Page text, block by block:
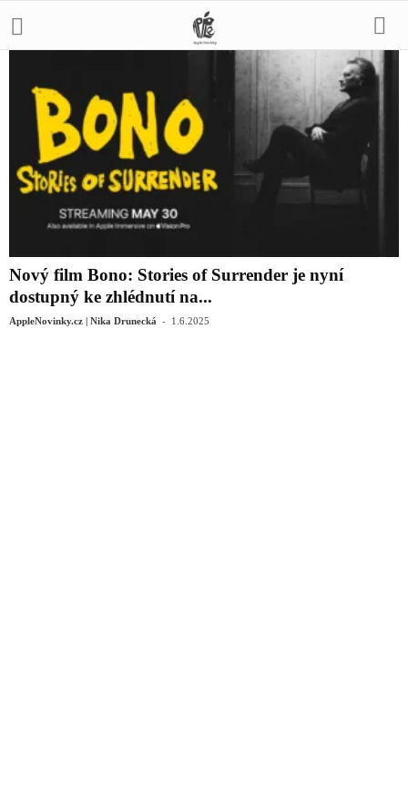
Nový film Bono: Stories of Surrender je nyní
dostupný ke zhlédnutí na...
AppleNovinky.cz | Nika Drunecká - 1.6.2025